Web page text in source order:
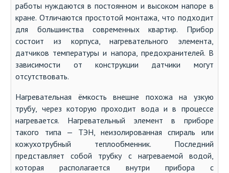
работы нуждаются в постоянном и высоком напоре в
кране. Отличаются простотой монтажа, что подходит
для большинства современных квартир. Прибор
состоит из корпуса, нагревательного элемента,
датчиков температуры и напора, предохранителей. В
зависимости от конструкции датчики могут
отсутствовать.
Нагревательная ёмкость внешне похожа на узкую
трубу, через которую проходит вода и в процессе
нагревается. Нагревательный элемент в приборе
такого типа — ТЭН, неизолированная спираль или
кожухотрубный теплообменник. Последний
представляет собой трубку с нагреваемой водой,
которая располагается внутри прибора с